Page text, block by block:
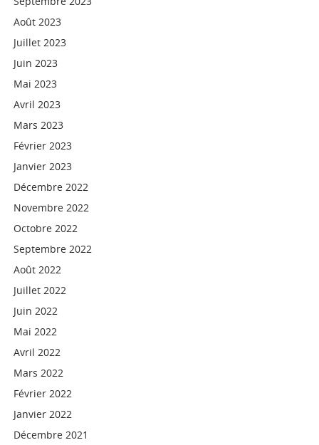
Août 2023
Juillet 2023
Juin 2023
Mai 2023
Avril 2023
Mars 2023
Février 2023
Janvier 2023
Décembre 2022
Novembre 2022
Octobre 2022
Septembre 2022
Août 2022
Juillet 2022
Juin 2022
Mai 2022
Avril 2022
Mars 2022
Février 2022
Janvier 2022
Décembre 2021